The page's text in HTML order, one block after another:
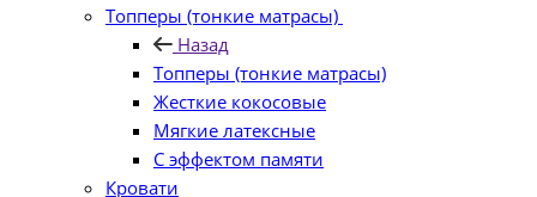
Топперы (тонкие матрасы)
Назад
Топперы (тонкие матрасы)
Жесткие кокосовые
Мягкие латексные
С эффектом памяти
Кровати